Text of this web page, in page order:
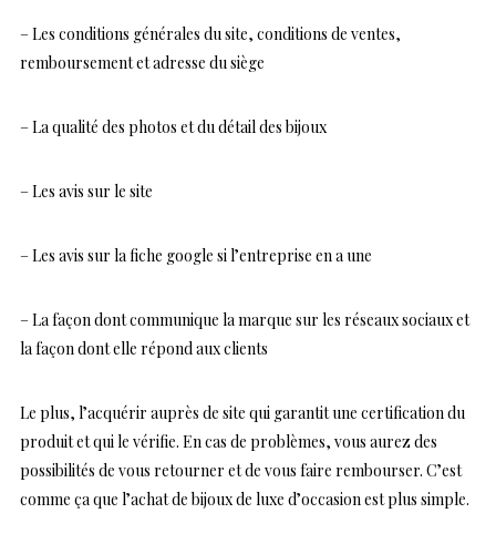
– Les conditions générales du site, conditions de ventes,
remboursement et adresse du siège
– La qualité des photos et du détail des bijoux
– Les avis sur le site
– Les avis sur la fiche google si l’entreprise en a une
– La façon dont communique la marque sur les réseaux sociaux et
la façon dont elle répond aux clients
Le plus, l’acquérir auprès de site qui garantit une certification du
produit et qui le vérifie. En cas de problèmes, vous aurez des
possibilités de vous retourner et de vous faire rembourser. C’est
comme ça que l’achat de bijoux de luxe d’occasion est plus simple.